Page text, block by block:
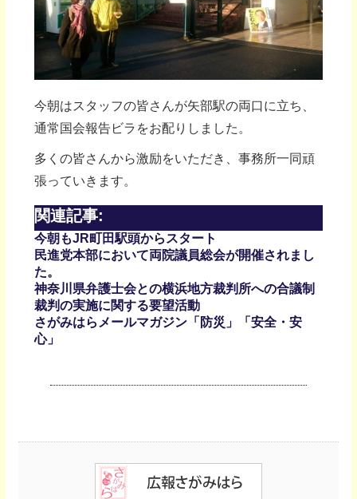
今朝はスタッフの皆さんが矢部駅の両口に立ち、
通常国会報告ビラをお配りしました。
多くの皆さんから激励をいただき、事務所一同頑
張っていきます。
関連記事:
今朝もJR町田駅頭からスタート
民進党本部において両院議員総会が開催されまし
た。
神奈川県弁護士会との横浜地方裁判所への合議制
裁判の実施に関する要望活動
さがみはらメールマガジン「防災」「安全・安
心」